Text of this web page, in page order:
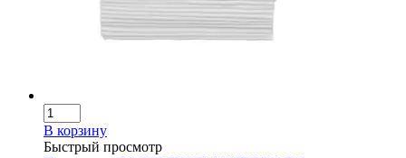
В корзину
Быстрый просмотр